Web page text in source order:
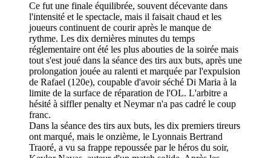
Ce fut une finale équilibrée, souvent décevante dans
l'intensité et le spectacle, mais il faisait chaud et les
joueurs continuent de courir après le manque de
rythme. Les dix dernières minutes du temps
réglementaire ont été les plus abouties de la soirée mais
tout s'est joué dans la séance des tirs aux buts, après une
prolongation jouée au ralenti et marquée par l'expulsion
de Rafael (120e), coupable d'avoir séché Di Maria à la
limite de la surface de réparation de l'OL. L'arbitre a
hésité à siffler penalty et Neymar n'a pas cadré le coup
franc.
Dans la séance des tirs aux buts, les dix premiers tireurs
ont marqué, mais le onzième, le Lyonnais Bertrand
Traoré, a vu sa frappe repoussée par le héros du soir,